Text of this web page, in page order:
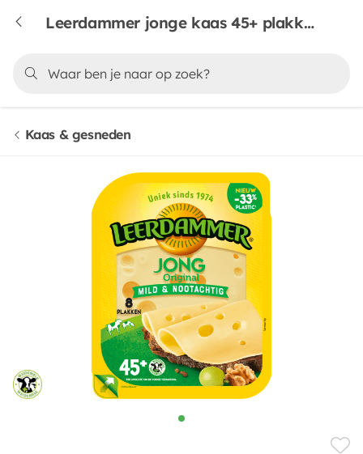
Leerdammer jonge kaas 45+ plakken
Kaas & gesneden